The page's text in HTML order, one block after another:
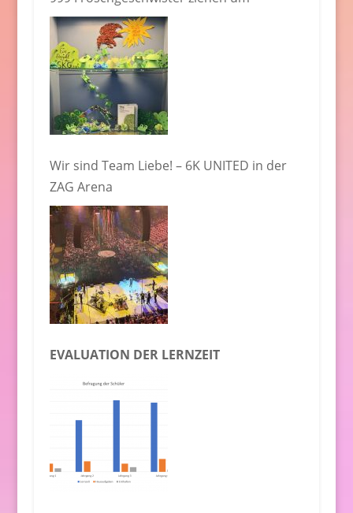
Wir sind Team Liebe! – 6K UNITED in der
ZAG Arena
EVALUATION DER LERNZEIT